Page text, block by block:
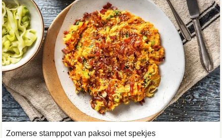
Zomerse stamppot van paksoi met spekjes